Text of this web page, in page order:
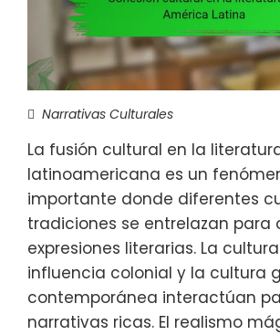
Narrativas Culturales
La fusión cultural en la
latinoamericana es un
importante donde diferentes
tradiciones se entrelazan para
expresiones literarias. La
influencia colonial y la cultura
contemporánea interactúan
narrativas ricas. El realismo